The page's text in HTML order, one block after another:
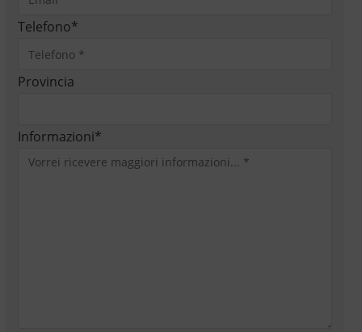
Telefono*
Provincia
Informazioni*